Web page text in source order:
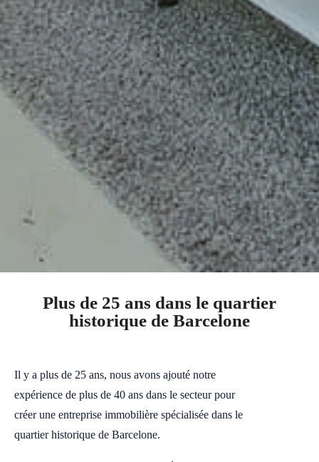
Plus de 25 ans dans le quartier
historique de Barcelone
Il y a plus de 25 ans, nous avons ajouté notre
expérience de plus de 40 ans dans le secteur pour
créer une entreprise immobilière spécialisée dans le
quartier historique de Barcelone.